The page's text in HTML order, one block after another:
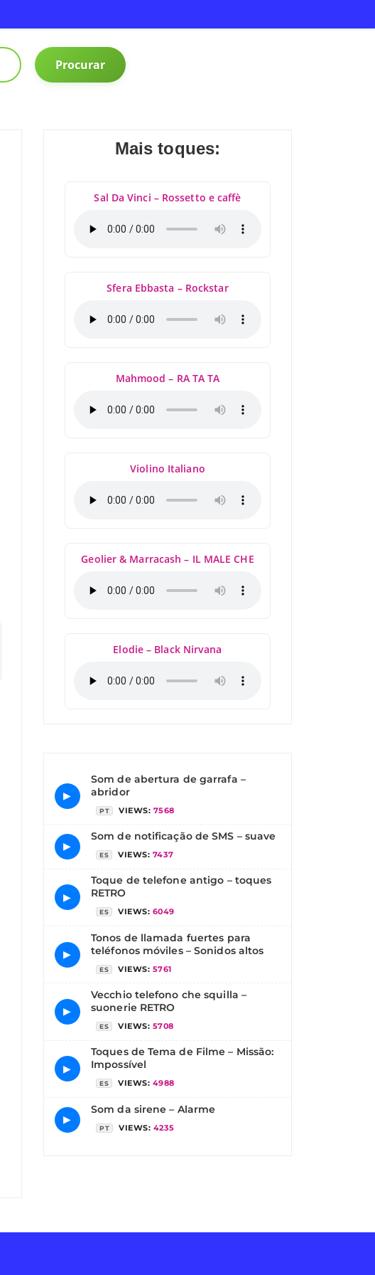
Procurar
Mais toques:
Sal Da Vinci – Rossetto e caffè
Sfera Ebbasta – Rockstar
Mahmood – RA TA TA
Violino Italiano
Geolier & Marracash – IL MALE CHE
Elodie – Black Nirvana
▶
Som de abertura de garrafa –
abridor
PT VIEWS: 7568
▶
Som de notificação de SMS – suave
ES VIEWS: 7437
▶
Toque de telefone antigo – toques
RETRO
ES VIEWS: 6049
▶
Tonos de llamada fuertes para
teléfonos móviles – Sonidos altos
ES VIEWS: 5761
▶
Vecchio telefono che squilla –
suonerie RETRO
ES VIEWS: 5708
▶
Toques de Tema de Filme – Missão:
Impossível
ES VIEWS: 4988
▶
Som da sirene – Alarme
PT VIEWS: 4235